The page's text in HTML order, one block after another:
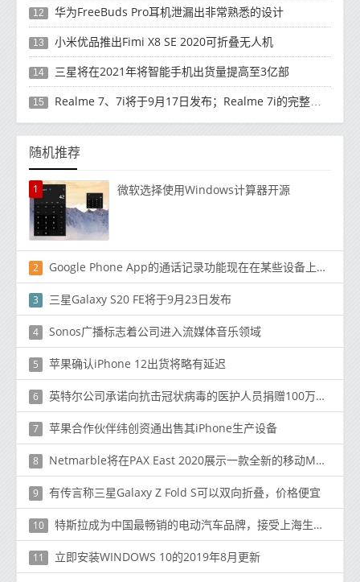
12 华为FreeBuds Pro耳机泄漏出非常熟悉的设计
13 小米优品推出Fimi X8 SE 2020可折叠无人机
14 三星将在2021年将智能手机出货量提高至3亿部
15 Realme 7、7i将于9月17日发布；Realme 7i的完整规格并导致泄漏
随机推荐
1 微软选择使用Windows计算器开源
2 Google Phone App的通话记录功能现在在某些设备上可以使用
3 三星Galaxy S20 FE将于9月23日发布
4 Sonos广播标志着公司进入流媒体音乐领域
5 苹果确认iPhone 12出货将略有延迟
6 英特尔公司承诺向抗击冠状病毒的医护人员捐赠100万件防护用品
7 苹果合作伙伴纬创资通出售其iPhone生产设备
8 Netmarble将在PAX East 2020展示一款全新的移动MARVEL游戏
9 有传言称三星Galaxy Z Fold S可以双向折叠，价格便宜
10 特斯拉成为中国最畅销的电动汽车品牌，接受上海生产的Model Y SUV的订单
11 立即安装WINDOWS 10的2019年8月更新